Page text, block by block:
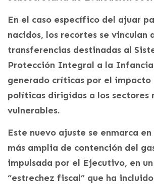
En el caso específico del ajuar
nacidos, los recortes se vinculan
transferencias destinadas al
Protección Integral a la
generado críticas por el impacto
políticas dirigidas a los sectores
vulnerables.
Este nuevo ajuste se enmarca
más amplia de contención del
impulsada por el Ejecutivo, en
“estrechez fiscal” que ha